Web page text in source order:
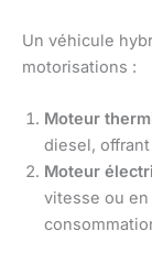
Un véhicule
motorisations :
Moteur
diesel,
Moteur
vitesse ou en